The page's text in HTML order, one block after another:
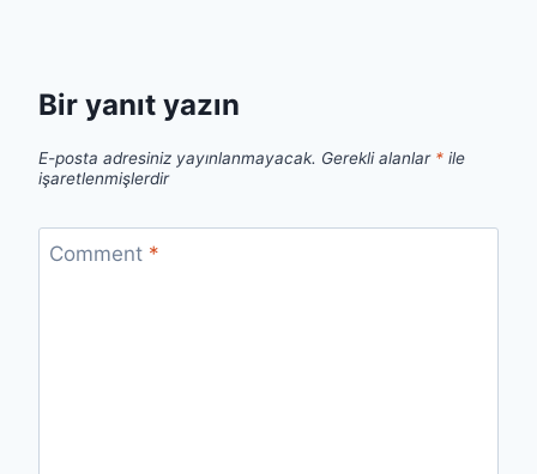
Bir yanıt yazın
E-posta adresiniz yayınlanmayacak. Gerekli alanlar * ile
işaretlenmişlerdir
Comment *